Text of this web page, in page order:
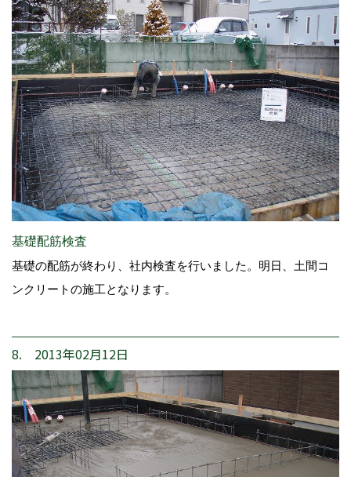
基礎配筋検査
基礎の配筋が終わり、社内検査を行いました。明日、土間コ
ンクリートの施工となります。
8. 2013年02月12日